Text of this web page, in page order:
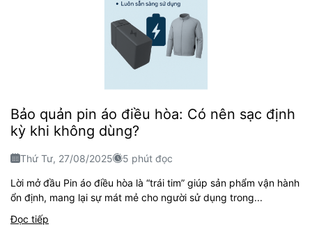
Bảo quản pin áo điều hòa: Có nên sạc định
kỳ khi không dùng?
Thứ Tư, 27/08/2025 5 phút đọc
Lời mở đầu Pin áo điều hòa là “trái tim” giúp sản phẩm vận hành
ổn định, mang lại sự mát mẻ cho người sử dụng trong...
Đọc tiếp